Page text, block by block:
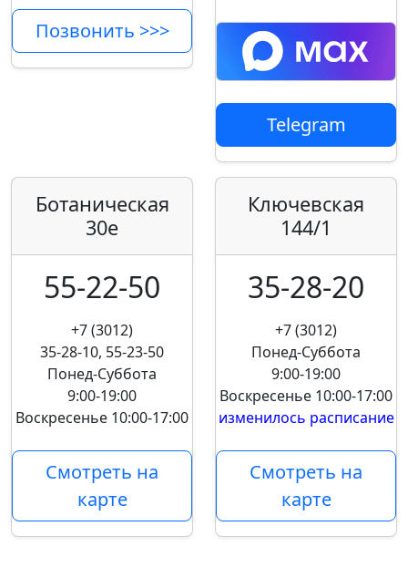
Позвонить >>>
Telegram
Ботаническая
30е
55-22-50
+7 (3012)
35-28-10, 55-23-50
Понед-Суббота
9:00-19:00
Воскресенье 10:00-17:00
Смотреть на
карте
Ключевская
144/1
35-28-20
+7 (3012)
Понед-Суббота
9:00-19:00
Воскресенье 10:00-17:00
изменилось расписание
Смотреть на
карте